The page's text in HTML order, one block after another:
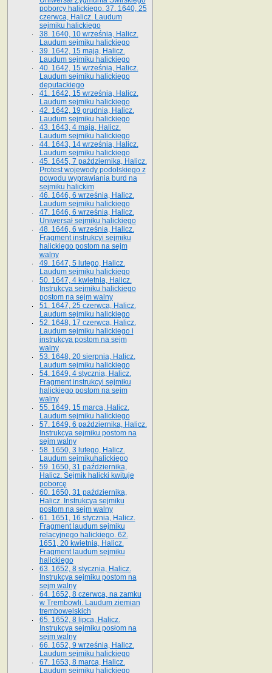
poborcy halickiego. 37. 1640, 25
czerwca, Halicz. Laudum
sejmiku halickiego
38. 1640, 10 września, Halicz.
Laudum sejmiku halickiego
39. 1642, 15 maja, Halicz.
Laudum sejmiku halickiego
40. 1642, 15 września, Halicz.
Laudum sejmiku halickiego
deputackiego
41. 1642, 15 września, Halicz.
Laudum sejmiku halickiego
42. 1642, 19 grudnia, Halicz.
Laudum sejmiku halickiego
43. 1643, 4 maja, Halicz.
Laudum sejmiku halickiego
44. 1643, 14 września, Halicz.
Laudum sejmiku halickiego
45. 1645, 7 października, Halicz.
Protest wojewody podolskiego z
powodu wyprawiania burd na
sejmiku halickim
46. 1646, 6 września, Halicz.
Laudum sejmiku halickiego
47. 1646, 6 września, Halicz.
Uniwersał sejmiku halickiego
48. 1646, 6 września, Halicz.
Fragment instrukcyi sejmiku
halickiego postom na sejm
walny
49. 1647, 5 lutego, Halicz.
Laudum sejmiku halickiego
50. 1647, 4 kwietnia, Halicz.
Instrukcya sejmiku halickiego
postom na sejm walny
51. 1647, 25 czerwca, Halicz.
Laudum sejmiku halickiego
52. 1648, 17 czerwca, Halicz.
Laudum sejmiku halickiego i
instrukcya postom na sejm
walny
53. 1648, 20 sierpnia, Halicz.
Laudum sejmiku halickiego
54. 1649, 4 stycznia, Halicz.
Fragment instrukcyi sejmiku
halickiego postom na sejm
walny
55. 1649, 15 marca, Halicz.
Laudum sejmiku halickiego
57. 1649, 6 października, Halicz.
Instrukcya sejmiku postom na
sejm walny
58. 1650, 3 lutego, Halicz.
Laudum sejmikuhalickiego
59. 1650, 31 października,
Halicz. Sejmik halicki kwituje
poborcę
60. 1650, 31 października,
Halicz. Instrukcya sejmiku
postom na sejm walny
61. 1651, 16 stycznia, Halicz.
Fragment laudum sejmiku
relacyjnego halickiego. 62.
1651, 20 kwietnia, Halicz.
Fragment laudum sejmiku
halickiego
63. 1652, 8 stycznia, Halicz.
Instrukcya sejmiku postom na
sejm walny
64. 1652, 8 czerwca, na zamku
w Trembowli. Laudum ziemian
trembowelskich
65. 1652, 8 lipca, Halicz.
Instrukcya sejmiku posłom na
sejm walny
66. 1652, 9 września, Halicz.
Laudum sejmiku halickiego
67. 1653, 8 marca, Halicz.
Laudum sejmiku halickiego